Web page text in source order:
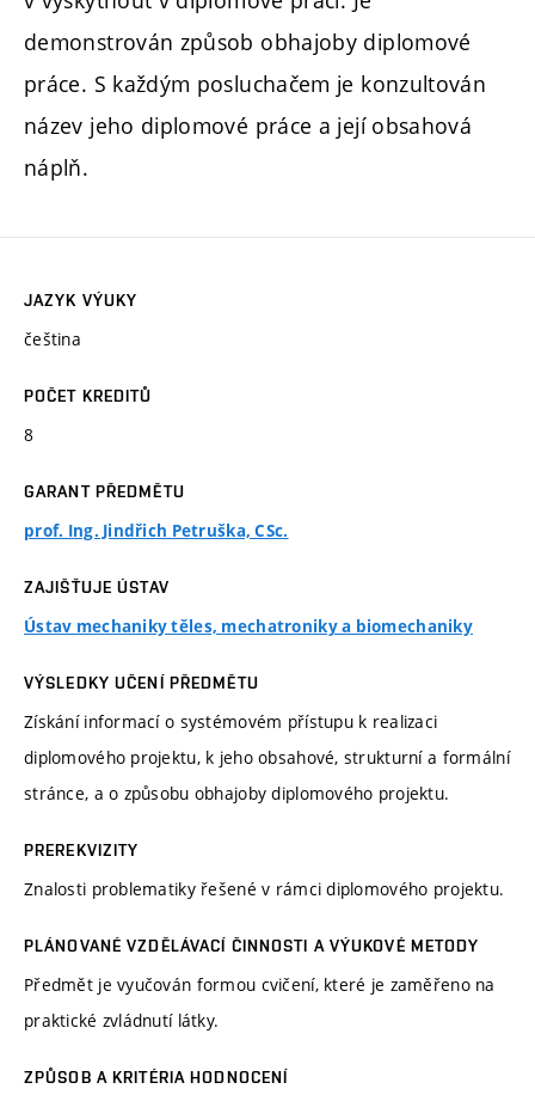
demonstrován způsob obhajoby diplomové
práce. S každým posluchačem je konzultován
název jeho diplomové práce a její obsahová
náplň.
JAZYK VÝUKY
čeština
POČET KREDITŮ
8
GARANT PŘEDMĚTU
prof. Ing. Jindřich Petruška, CSc.
ZAJIŠŤUJE ÚSTAV
Ústav mechaniky těles, mechatroniky a biomechaniky
VÝSLEDKY UČENÍ PŘEDMĚTU
Získání informací o systémovém přístupu k realizaci
diplomového projektu, k jeho obsahové, strukturní a formální
stránce, a o způsobu obhajoby diplomového projektu.
PREREKVIZITY
Znalosti problematiky řešené v rámci diplomového projektu.
PLÁNOVANÉ VZDĚLÁVACÍ ČINNOSTI A VÝUKOVÉ METODY
Předmět je vyučován formou cvičení, které je zaměřeno na
praktické zvládnutí látky.
ZPŮSOB A KRITÉRIA HODNOCENÍ